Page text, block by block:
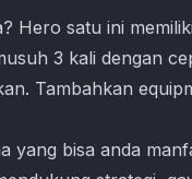
Hero satu ini
3 kali dengan
Tambahkan
yang bisa anda